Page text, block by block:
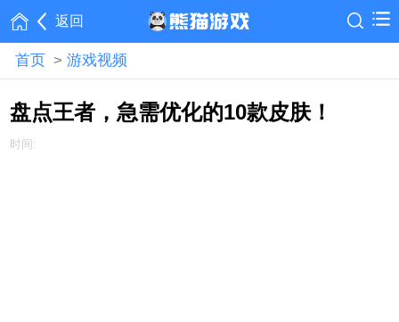
返回
首页 > 游戏视频
盘点王者，急需优化的10款皮肤！
时间: